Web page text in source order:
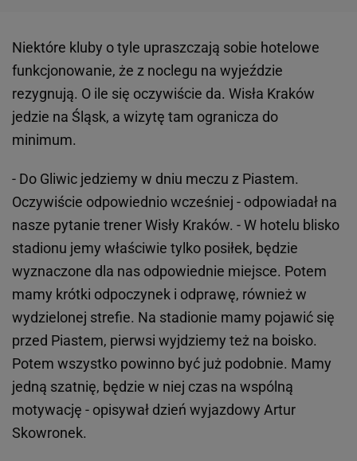
Niektóre kluby o tyle upraszczają sobie hotelowe
funkcjonowanie, że z noclegu na wyjeździe
rezygnują. O ile się oczywiście da. Wisła Kraków
jedzie na Śląsk, a wizytę tam ogranicza do
minimum.
- Do Gliwic jedziemy w dniu meczu z Piastem.
Oczywiście odpowiednio wcześniej - odpowiadał na
nasze pytanie trener Wisły Kraków. - W hotelu blisko
stadionu jemy właściwie tylko posiłek, będzie
wyznaczone dla nas odpowiednie miejsce. Potem
mamy krótki odpoczynek i odprawę, również w
wydzielonej strefie. Na stadionie mamy pojawić się
przed Piastem, pierwsi wyjdziemy też na boisko.
Potem wszystko powinno być już podobnie. Mamy
jedną szatnię, będzie w niej czas na wspólną
motywację - opisywał dzień wyjazdowy Artur
Skowronek.